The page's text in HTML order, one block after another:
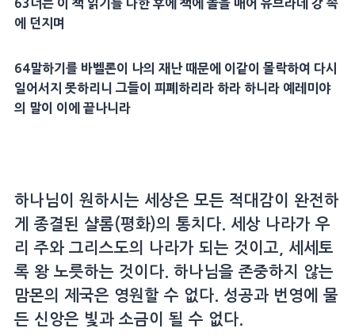
63너는 이 책 읽기를 다한 후에 책에 돌을 매어 유브라데
강 속
에 던지며
64말하기를 바벨론이 나의 재난 때문에 이같이 몰락하여 다시
일어서지 못하리니 그들이 피폐하리라 하라 하니라 예레미야
의 말이 이에 끝나니라
하나님이 원하시는 세상은 모든 적대감이 완전하
게 종결된 샬롬(평화)의 통치다. 세상 나라가 우
리 주와 그리스도의 나라가 되는 것이고, 세세토
록 왕 노릇하는 것이다. 하나님을 존중하지 않는
맘몬의 제국은 영원할 수 없다. 성공과 번영에 물
든 신앙은 빛과 소금이 될 수 없다.